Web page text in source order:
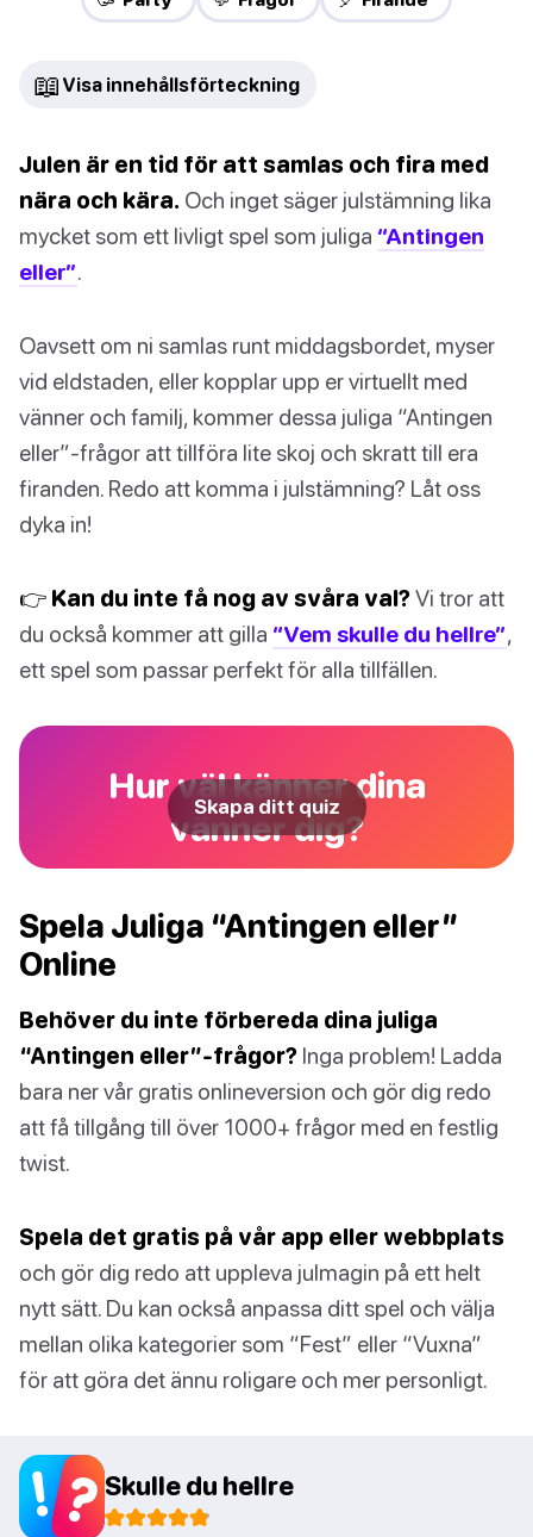
📖 Visa innehållsförteckning
Julen är en tid för att samlas och fira med
nära och kära. Och inget säger julstämning lika
mycket som ett livligt spel som juliga “Antingen
eller”.
Oavsett om ni samlas runt middagsbordet, myser
vid eldstaden, eller kopplar upp er virtuellt med
vänner och familj, kommer dessa juliga “Antingen
eller”-frågor att tillföra lite skoj och skratt till era
firanden. Redo att komma i julstämning? Låt oss
dyka in!
👉 Kan du inte få nog av svåra val?Vi tror att
du också kommer att gilla “Vem skulle du hellre”,
ett spel som passar perfekt för alla tillfällen.
Hur väl känner dina
vänner dig?
Skapa ditt quiz
Spela Juliga “Antingen eller”
Online
Behöver du inte förbereda dina juliga
“Antingen eller”-frågor? Inga problem! Ladda
bara ner vår gratis onlineversion och gör dig redo
att få tillgång till över 1000+ frågor med en festlig
twist.
Spela det gratis på vår app eller webbplats
och gör dig redo att uppleva julmagin på ett helt
nytt sätt. Du kan också anpassa ditt spel och välja
mellan olika kategorier som “Fest” eller “Vuxna”
för att göra det ännu roligare och mer personligt.
Skulle du hellre